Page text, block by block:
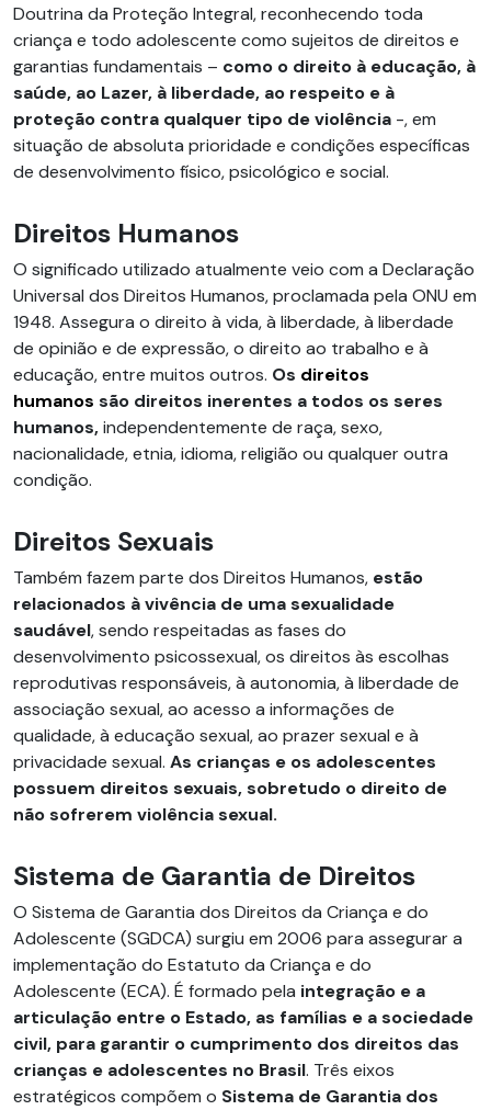
Doutrina da Proteção Integral, reconhecendo toda
criança e todo adolescente como sujeitos de direitos e
garantias fundamentais – como o direito à educação, à
saúde, ao Lazer, à liberdade, ao respeito e à
proteção contra qualquer tipo de violência -, em
situação de absoluta prioridade e condições específicas
de desenvolvimento físico, psicológico e social.
Direitos Humanos
O significado utilizado atualmente veio com a Declaração
Universal dos Direitos Humanos, proclamada pela ONU em
1948. Assegura o direito à vida, à liberdade, à liberdade
de opinião e de expressão, o direito ao trabalho e à
educação, entre muitos outros. Os direitos
humanos são direitos inerentes a todos os seres
humanos,independentemente de raça, sexo,
nacionalidade, etnia, idioma, religião ou qualquer outra
condição.
Direitos Sexuais
Também fazem parte dos Direitos Humanos, estão
relacionados à vivência de uma sexualidade
saudável, sendo respeitadas as fases do
desenvolvimento psicossexual, os direitos às escolhas
reprodutivas responsáveis, à autonomia, à liberdade de
associação sexual, ao acesso a informações de
qualidade, à educação sexual, ao prazer sexual e à
privacidade sexual. As crianças e os adolescentes
possuem direitos sexuais, sobretudo o direito de
não sofrerem violência sexual.
Sistema de Garantia de Direitos
O Sistema de Garantia dos Direitos da Criança e do
Adolescente (SGDCA) surgiu em 2006 para assegurar a
implementação do Estatuto da Criança e do
Adolescente (ECA). É formado pela integração e a
articulação entre o Estado, as famílias e a sociedade
civil, para garantir o cumprimento dos direitos das
crianças e adolescentes no Brasil. Três eixos
estratégicos compõem o Sistema de Garantia dos